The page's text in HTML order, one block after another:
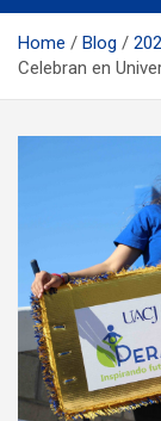
Home Blog
Celebran en